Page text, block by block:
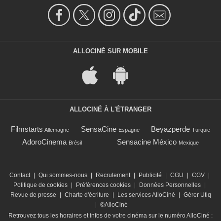
ALLOCINÉ SUR MOBILE
ALLOCINÉ À L'ÉTRANGER
Filmstarts Allemagne SensaCine Espagne Beyazperde Turquie
AdoroCinema Brésil Sensacine México Mexique
Contact Qui sommes-nous Recrutement Publicité CGU CGV
Politique de cookies
Préférences cookies Données Personnelles
Revue de presse
Charte d'écriture Les services AlloCiné
Gérer Utiq
©AlloCiné
Retrouvez tous les horaires et infos de votre cinéma sur le numéro AlloCiné :